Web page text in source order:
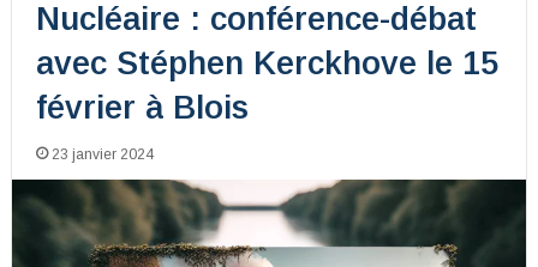
Nucléaire : conférence-débat
avec Stéphen Kerckhove le 15
février à Blois
23 janvier 2024